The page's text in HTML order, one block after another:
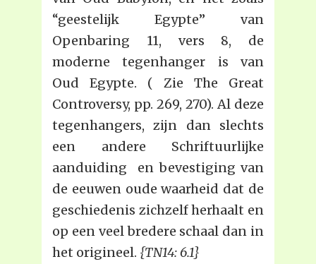
“geestelijk Egypte” van
Openbaring 11, vers 8, de
moderne tegenhanger is van
Oud Egypte. ( Zie The Great
Controversy, pp. 269, 270). Al deze
tegenhangers, zijn dan slechts
een andere Schriftuurlijke
aanduiding en bevestiging van
de eeuwen oude waarheid dat de
geschiedenis zichzelf herhaalt en
op een veel bredere schaal dan in
het origineel. {TN14: 6.1}